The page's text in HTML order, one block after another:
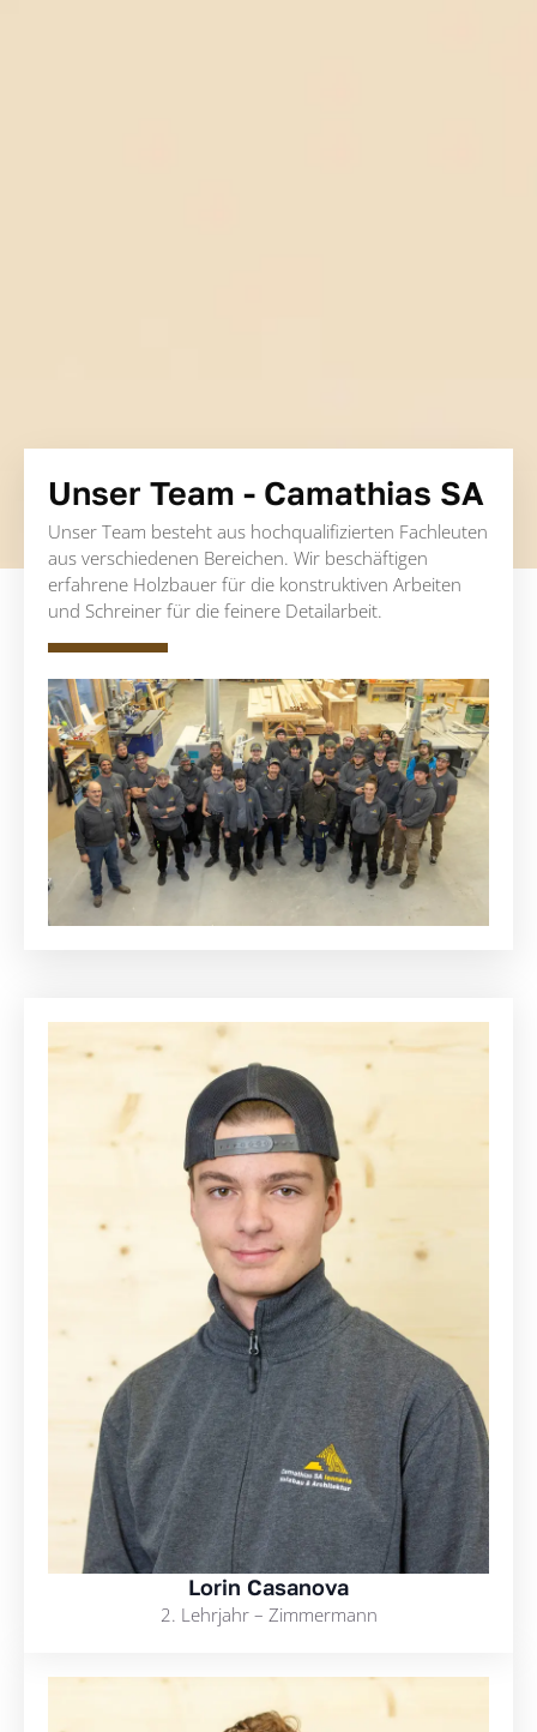
Unser Team - Camathias SA
Unser Team besteht aus hochqualifizierten Fachleuten
aus verschiedenen Bereichen. Wir beschäftigen
erfahrene Holzbauer für die konstruktiven Arbeiten
und Schreiner für die feinere Detailarbeit.
Lorin Casanova
2. Lehrjahr – Zimmermann